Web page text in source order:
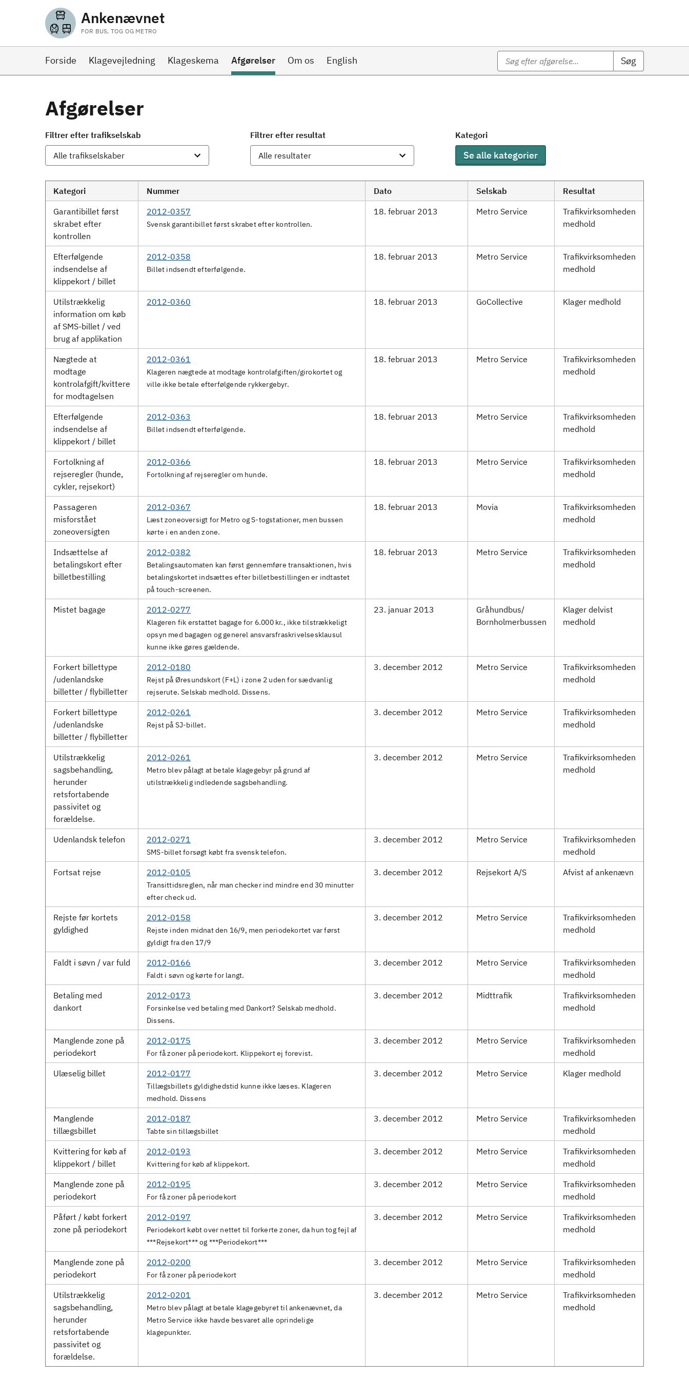
Ankenævnet
FOR BUS, TOG OG METRO
Forside Klagevejledning Klageskema Afgørelser Om os English Søg
Afgørelser
Filtrer efter trafikselskab Filtrer efter resultat Kategori
Se alle kategorier
Kategori Nummer Dato Selskab
Resultat
Garantibillet først
skrabet efter
kontrollen
2012-0357
Svensk garantibillet først skrabet efter kontrollen.
18. februar 2013 Metro Service
Trafikvirksomheden
medhold
Efterfølgende
indsendelse af
klippekort / billet
2012-0358
Billet indsendt efterfølgende.
18. februar 2013 Metro Service
Trafikvirksomheden
medhold
Utilstrækkelig
information om køb
af SMS-billet / ved
brug af applikation
2012-0360 18. februar 2013 GoCollective Klager medhold
Nægtede at
modtage
kontrolafgift/kvittere
for modtagelsen
2012-0361
Klageren nægtede at modtage kontrolafgiften/girokortet og
ville ikke betale efterfølgende rykkergebyr.
18. februar 2013 Metro Service
Trafikvirksomheden
medhold
Efterfølgende
indsendelse af
klippekort / billet
2012-0363
Billet indsendt efterfølgende.
18. februar 2013 Metro Service
Trafikvirksomheden
medhold
Fortolkning af
rejseregler (hunde,
cykler, rejsekort)
2012-0366
Fortolkning af rejseregler om hunde.
18. februar 2013 Metro Service
Trafikvirksomheden
medhold
Passageren
misforstået
zoneoversigten
2012-0367
Læst zoneoversigt for Metro og S-togstationer, men bussen
kørte i en anden zone.
18. februar 2013 Movia
Trafikvirksomheden
medhold
Indsættelse af
betalingskort efter
billetbestilling
2012-0382
Betalingsautomaten kan først gennemføre transaktionen, hvis
betalingskortet indsættes efter billetbestillingen er indtastet
på touch-screenen.
18. februar 2013 Metro Service
Trafikvirksomheden
medhold
Mistet bagage 2012-0277
Klageren fik erstattet bagage for 6.000 kr., ikke tilstrækkeligt
opsyn med bagagen og generel ansvarsfraskrivelsesklausul
kunne ikke gøres gældende.
23. januar 2013
Gråhundbus/
Bornholmerbussen
Klager delvist
medhold
Forkert billettype
/udenlandske
billetter / flybilletter
2012-0180
Rejst på Øresundskort (F+L) i zone 2 uden for sædvanlig
rejserute. Selskab medhold. Dissens.
3. december 2012 Metro Service
Trafikvirksomheden
medhold
Forkert billettype
/udenlandske
billetter / flybilletter
2012-0261
Rejst på SJ-billet.
3. december 2012 Metro Service
Trafikvirksomheden
medhold
Utilstrækkelig
sagsbehandling,
herunder
retsfortabende
passivitet og
forældelse.
2012-0261
Metro blev pålagt at betale klagegebyr på grund af
utilstrækkelig indledende sagsbehandling.
3. december 2012 Metro Service
Trafikvirksomheden
medhold
Udenlandsk telefon 2012-0271
SMS-billet forsøgt købt fra svensk telefon.
3. december 2012 Metro Service
Trafikvirksomheden
medhold
Fortsat rejse
2012-0105
Transittidsreglen, når man checker ind mindre end 30 minutter
efter check ud.
3. december 2012 Rejsekort A/S Afvist af ankenævn
Rejste før kortets
gyldighed
2012-0158
Rejste inden midnat den 16/9, men periodekortet var først
gyldigt fra den 17/9
3. december 2012 Metro Service
Trafikvirksomheden
medhold
Faldt i søvn / var fuld 2012-0166
Faldt i søvn og kørte for langt.
3. december 2012 Metro Service
Trafikvirksomheden
medhold
Betaling med
dankort
2012-0173
Forsinkelse ved betaling med Dankort? Selskab medhold.
Dissens.
3. december 2012 Midttrafik
Trafikvirksomheden
medhold
Manglende zone på
periodekort
2012-0175
For få zoner på periodekort. Klippekort ej forevist.
3. december 2012 Metro Service
Trafikvirksomheden
medhold
Ulæselig billet
2012-0177
Tillægsbillets gyldighedstid kunne ikke læses. Klageren
medhold. Dissens
3. december 2012 Metro Service Klager medhold
Manglende
tillægsbillet
2012-0187
Tabte sin tillægsbillet
3. december 2012 Metro Service
Trafikvirksomheden
medhold
Kvittering for køb af
klippekort / billet
2012-0193
Kvittering for køb af klippekort.
3. december 2012 Metro Service
Trafikvirksomheden
medhold
Manglende zone på
periodekort
2012-0195
For få zoner på periodekort
3. december 2012 Metro Service
Trafikvirksomheden
medhold
Påført / købt forkert
zone på periodekort
2012-0197
Periodekort købt over nettet til forkerte zoner, da hun tog fejl af
***Rejsekort*** og ***Periodekort***
3. december 2012 Metro Service
Trafikvirksomheden
medhold
Manglende zone på
periodekort
2012-0200
For få zoner på periodekort
3. december 2012 Metro Service
Trafikvirksomheden
medhold
Utilstrækkelig
sagsbehandling,
herunder
retsfortabende
passivitet og
forældelse.
2012-0201
Metro blev pålagt at betale klagegebyret til ankenævnet, da
Metro Service ikke havde besvaret alle oprindelige
klagepunkter.
3. december 2012 Metro Service
Trafikvirksomheden
medhold